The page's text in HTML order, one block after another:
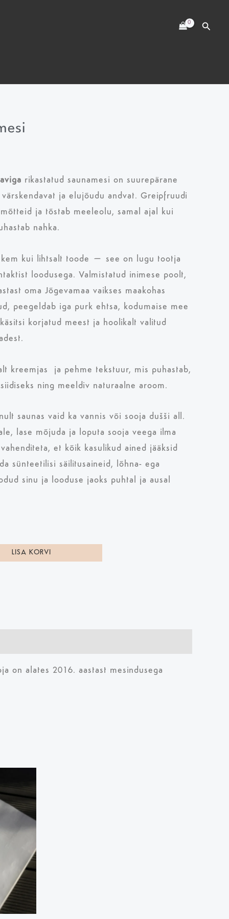
rikastatud saunamesi on suurepärane
ja elujõudu andvat. Greipfruudi
ja tõstab meeleolu, samal ajal kui
nahka.
kui lihtsalt toode – see on lugu tootja
loodusega. Valmistatud inimese poolt,
oma Jõgevamaa vaikses maakohas
peegeldab iga purk ehtsa, kodumaise mee
korjatud meest ja hoolikalt valitud
kreemjas ja pehme tekstuur, mis puhastab,
ning meeldiv naturaalne aroom.
saunas vaid ka vannis või sooja dušši all.
lase mõjuda ja loputa sooja veega ilma
et kõik kasulikud ained jääksid
sünteetilisi säilitusaineid, lõhna- ega
sinu ja looduse jaoks puhtal ja ausal
LISA KORVI
on alates 2016. aastast mesindusega